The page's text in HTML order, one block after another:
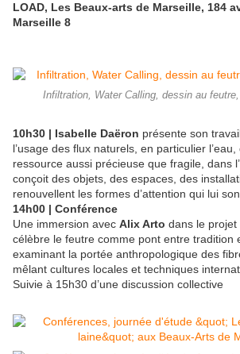
LOAD, Les Beaux-arts de Marseille, 184
Marseille 8
Infiltration, Water Calling, dessin au
10h30 | Isabelle Daëron présente son
l’usage des flux naturels, en particulier
ressource aussi précieuse que fragile, dans
conçoit des objets, des espaces, des
renouvellent les formes d’attention qui lui
14h00 | Conférence
Une immersion avec Alix Arto dans le projet
célèbre le feutre comme pont entre tradition
examinant la portée anthropologique des
mêlant cultures locales et techniques
Suivie à 15h30 d’une discussion collective